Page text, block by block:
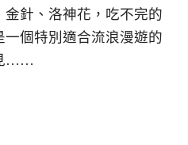
針、洛神花，吃不完的
個特別適合流浪漫遊的
……